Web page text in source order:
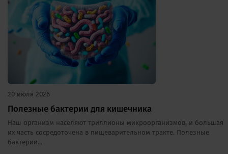
20 июля 2026
Полезные бактерии для кишечника
Наш организм населяют триллионы микроорганизмов, и большая
их часть сосредоточена в пищеварительном тракте. Полезные
бактерии...